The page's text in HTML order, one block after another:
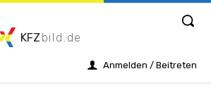
KFZ bild.de
Anmelden / Beitreten